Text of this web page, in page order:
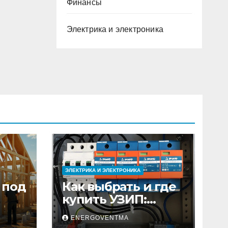
Финансы
Электрика и электроника
под
ЭЛЕКТРИКА И ЭЛЕКТРОНИКА
Как выбрать и где
купить УЗИП:
особенности
устройств защиты
ENERGOVENTMA